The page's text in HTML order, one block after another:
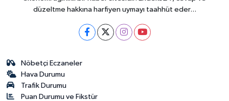
düzeltme hakkına harfiyen uymayı taahhüt eder...
Nöbetçi Eczaneler
Hava Durumu
Trafik Durumu
Puan Durumu ve Fikstür